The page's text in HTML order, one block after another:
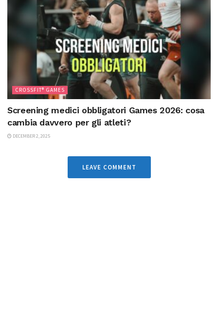
CROSSFIT® GAMES
Screening medici obbligatori Games 2026: cosa
cambia davvero per gli atleti?
DECEMBER 2, 2025
LEAVE COMMENT